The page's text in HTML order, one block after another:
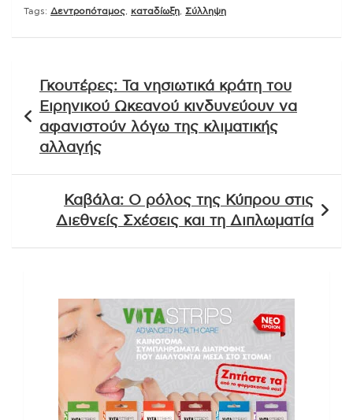
Tags: Δεντροπόταμος καταδίωξη Σύλληψη
άρθρων
Γκουτέρες: Τα νησιωτικά κράτη του
Ειρηνικού Ωκεανού κινδυνεύουν να
αφανιστούν λόγω της κλιματικής
αλλαγής
Καβάλα: Ο ρόλος της Κύπρου στις
Διεθνείς Σχέσεις και τη Διπλωματία